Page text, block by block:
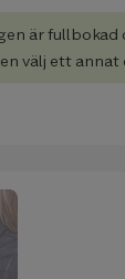
är fullbokad
välj ett annat